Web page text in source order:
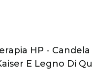
HP -
E Legno Di